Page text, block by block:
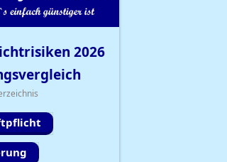
2026